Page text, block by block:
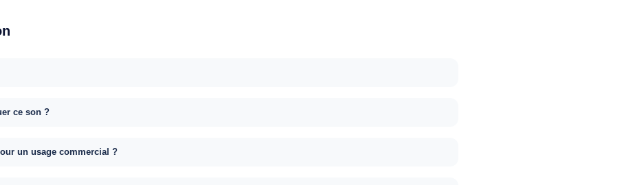
ce son ?
un usage commercial ?